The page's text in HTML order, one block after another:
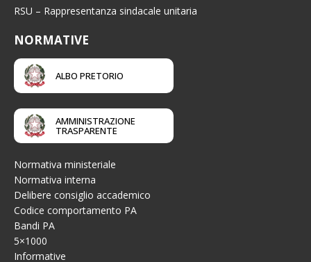
RSU – Rappresentanza sindacale unitaria
NORMATIVE
ALBO PRETORIO
AMMINISTRAZIONE
TRASPARENTE
Normativa ministeriale
Normativa interna
Delibere consiglio accademico
Codice comportamento PA
Bandi PA
5×1000
Informative